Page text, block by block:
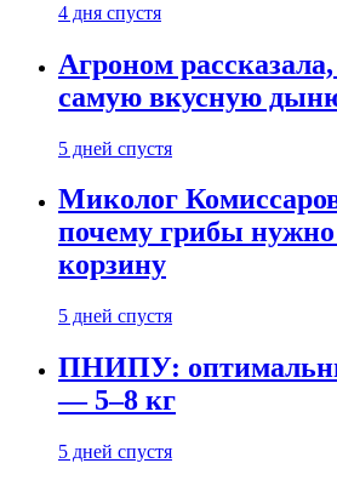
4 дня спустя
Агроном
самую вкусную
5 дней спустя
Миколог
почему грибы нужно
корзину
5 дней спустя
ПНИПУ:
— 5–8 кг
5 дней спустя